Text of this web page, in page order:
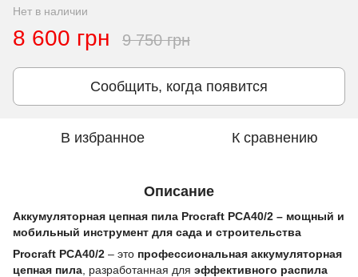
Нет в наличии
8 600 грн 9 750 грн
Сообщить, когда появится
В избранное К сравнению
Описание
Аккумуляторная цепная пила Procraft PCA40/2 – мощный и
мобильный инструмент для сада и строительства
Procraft PCA40/2 – это профессиональная аккумуляторная
цепная пила , разработанная для эффективного распила